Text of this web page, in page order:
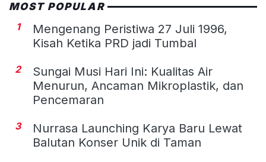
MOST POPULAR
1
Mengenang Peristiwa 27 Juli 1996,
Kisah Ketika PRD jadi Tumbal
2
Sungai Musi Hari Ini: Kualitas Air
Menurun, Ancaman Mikroplastik, dan
Pencemaran
3
Nurrasa Launching Karya Baru Lewat
Balutan Konser Unik di Taman